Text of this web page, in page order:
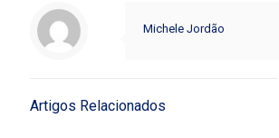
Michele Jordão
Artigos Relacionados